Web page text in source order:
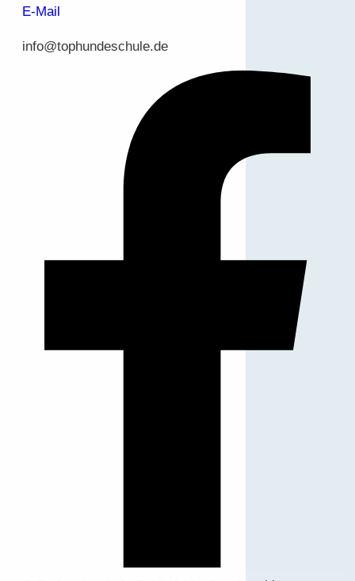
E-Mail
info@tophundeschule.de